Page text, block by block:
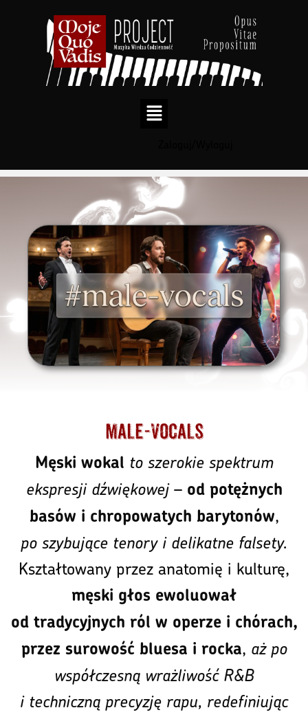
do
Male-vocals
Męski wokal to szerokie spektrum
ekspresji dźwiękowej– od potężnych
basów i chropowatych barytonów,
po szybujące tenory i delikatne falsety.
Kształtowany przez anatomię i kulturę,
męski głos ewoluował
od tradycyjnych ról w operze i chórach,
przez surowość bluesa i rocka, aż po
współczesną wrażliwość R&B
i techniczną precyzję rapu, redefiniując